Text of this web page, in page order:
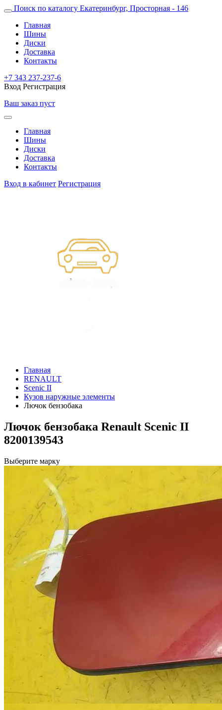
Поиск по каталогу Екатеринбург, Просторная - 146
Главная
Шины
Диски
Доставка
Контакты
+7 343 237-237-6
Вход Регистрация
Ваш заказ пуст
Главная
Шины
Диски
Доставка
Контакты
Вход в кабинет Регистрация
Главная
RENAULT
Scenic II
Кузов наружные элементы
Лючок бензобака
Лючок бензобака Renault Scenic II
8200139543
Выберите марку